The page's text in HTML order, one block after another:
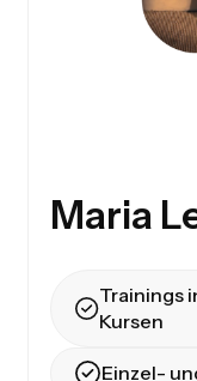
Maria
Trainings
Kursen
Einzel-